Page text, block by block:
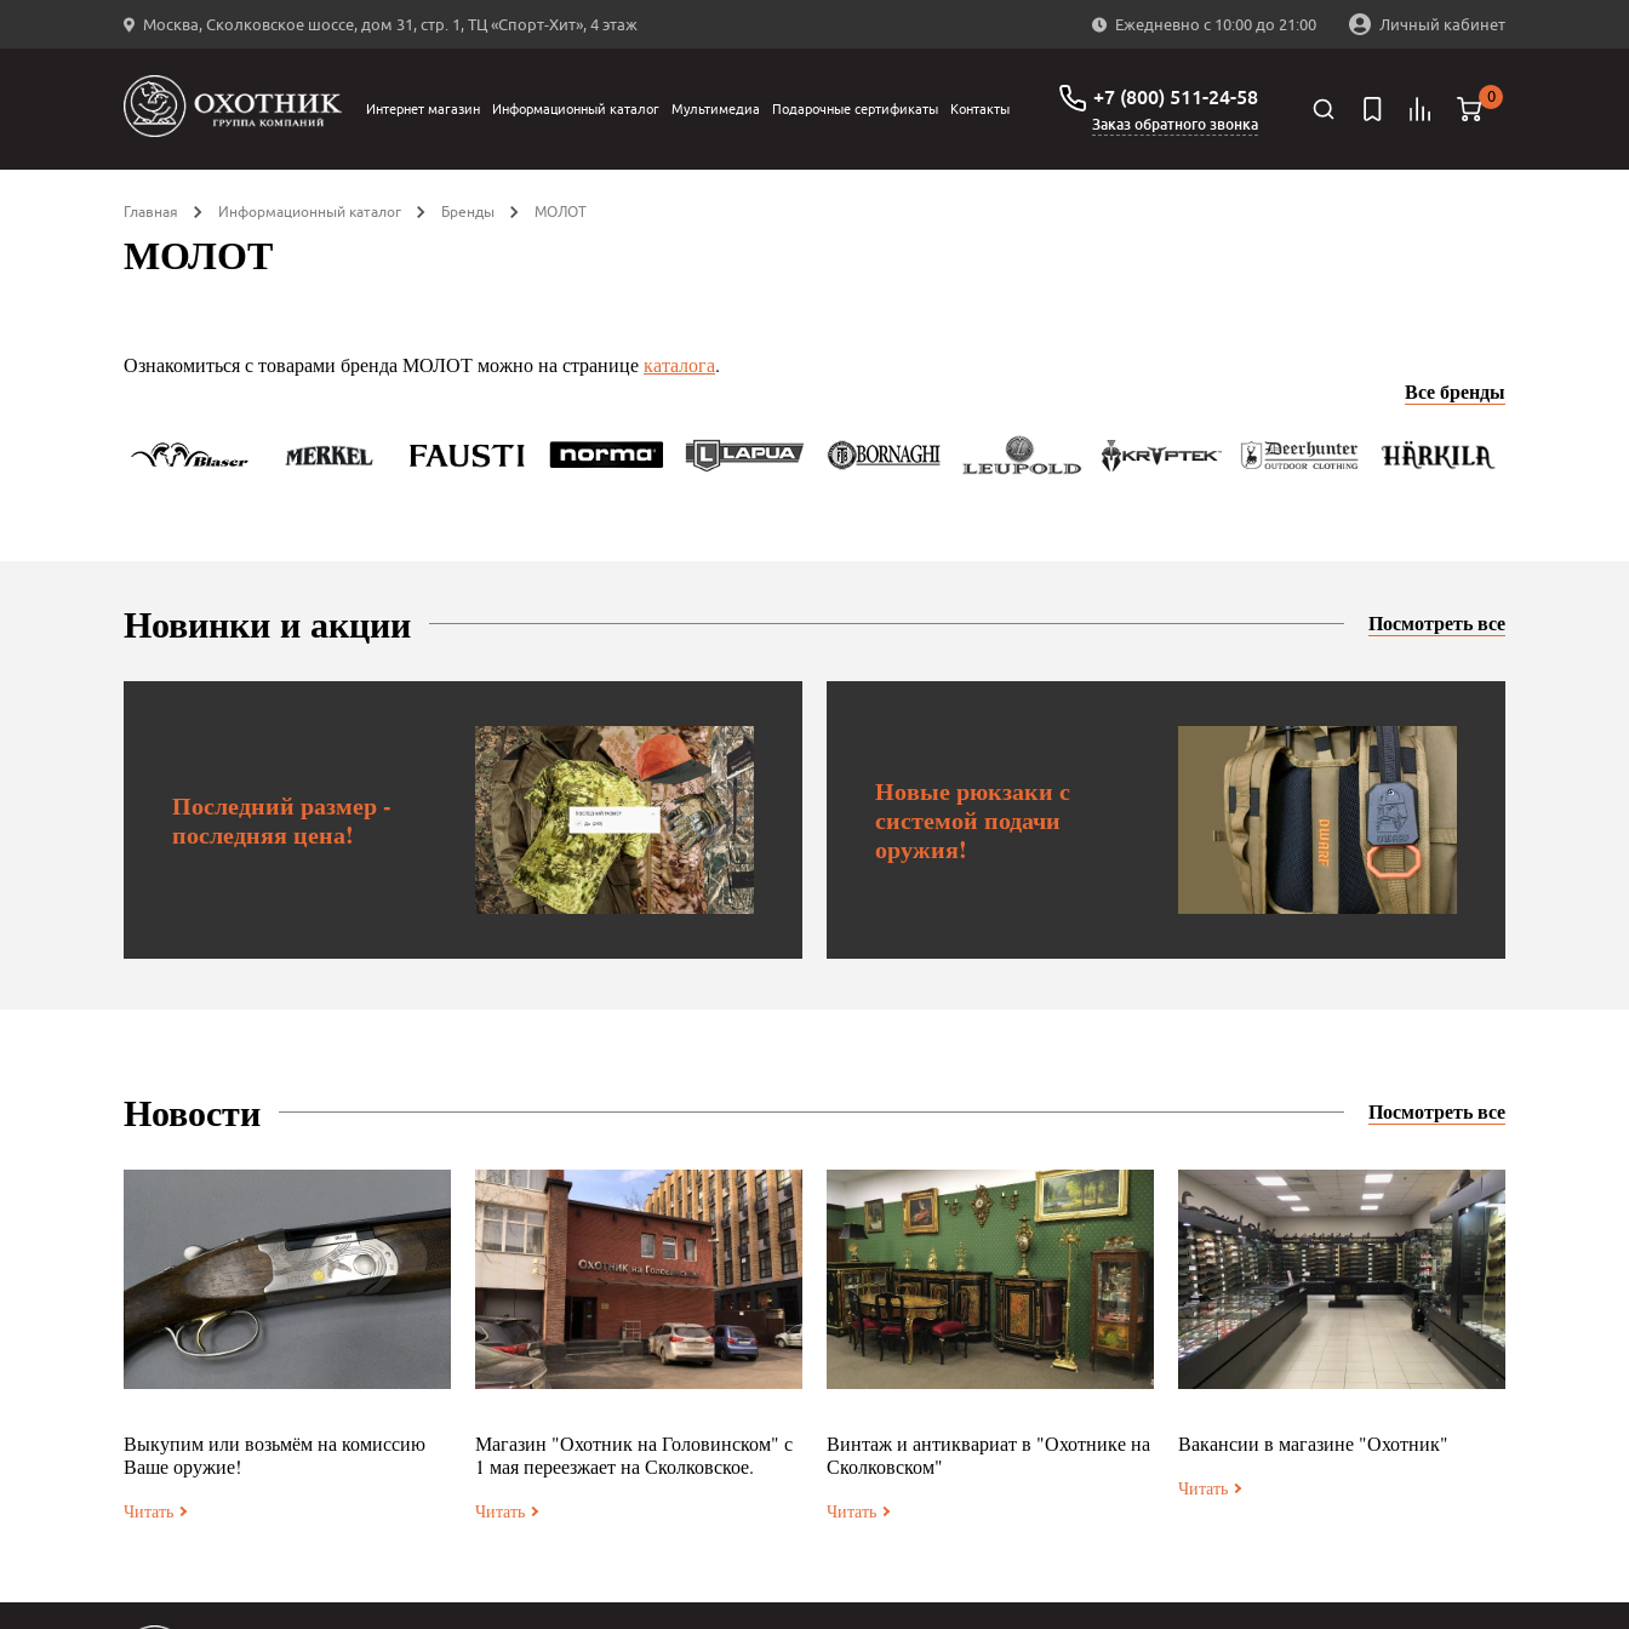
Москва, Сколковское шоссе, дом 31, стр. 1, ТЦ «Спорт-Хит», 4 этаж Ежедневно с 10:00 до 21:00 Личный кабинет
←
Интернет магазин Информационный каталог Мультимедиа Подарочные сертификаты Контакты +7 (800) 511-24-58
Заказ обратного звонка
0
Главная Информационный каталог Бренды МОЛОТ
МОЛОТ
Ознакомиться с товарами бренда МОЛОТ можно на страницекаталога.
Все бренды
Новинки и акции Посмотреть все
Последний размер -
последняя цена!
Новые рюкзаки с
системой подачи
оружия!
Новости Посмотреть все
Выкупим или возьмём на комиссию
Ваше оружие!
Читать
Магазин "Охотник на Головинском" с
1 мая переезжает на Сколковское.
Читать
Винтаж и антиквариат в "Охотнике на
Сколковском"
Читать
Вакансии в магазине "Охотник"
Читать